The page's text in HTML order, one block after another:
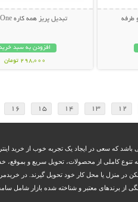
طرفه تبدیل پریز همه کاره All in One
افزودن به سبد
298,000 تومان
12
13
14
15
16
باشد که سعی در ایجاد یک تجربه خوب از خرید
کاملی از محصولات، تحویل سریع و بموقع،
در منزل یا محل کار خود تحویل گیرند. در
برندهای معتبر و شناخته شده بازار شامل